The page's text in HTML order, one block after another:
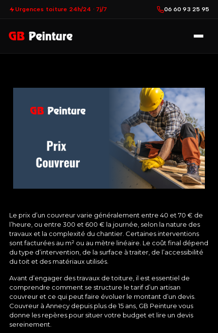
Urgences toiture 24h/24 · 7j/7 06 60 93 25 95
Le prix d’un couvreur varie généralement entre 40 et 70 € de
l’heure, ou entre 300 et 600 € la journée, selon la nature des
travaux et la complexité du chantier. Certaines interventions
sont facturées au m² ou au mètre linéaire. Le coût final dépend
du type d’intervention, de la surface à traiter, de l’accessibilité
du toit et des matériaux utilisés.
Avant d’engager des travaux de toiture, il est essentiel de
comprendre comment se structure le tarif d’un artisan
couvreur et ce qui peut faire évoluer le montant d’un devis.
Couvreur à Annecy depuis plus de 15 ans, GB Peinture vous
donne les repères pour situer votre budget et lire un devis
sereinement.